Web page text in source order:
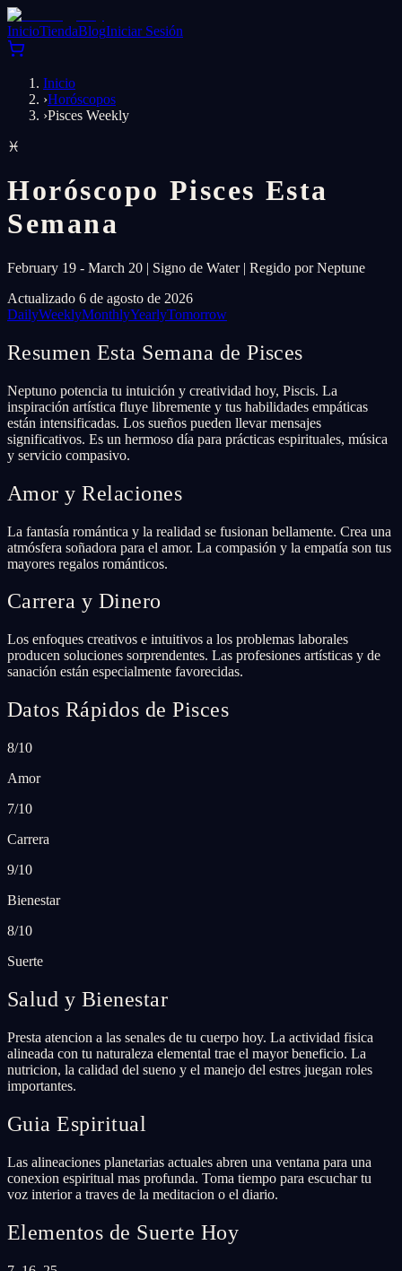
InicioTiendaBlogIniciar Sesión
Inicio
›Horóscopos
›Pisces Weekly
♓
Horóscopo Pisces Esta
Semana
February 19 - March 20 | Signo de Water | Regido por Neptune
Actualizado 6 de agosto de 2026
DailyWeeklyMonthlyYearlyTomorrow
Resumen Esta Semana de Pisces
Neptuno potencia tu intuición y creatividad hoy, Piscis. La
inspiración artística fluye libremente y tus habilidades empáticas
están intensificadas. Los sueños pueden llevar mensajes
significativos. Es un hermoso día para prácticas espirituales, música
y servicio compasivo.
Amor y Relaciones
La fantasía romántica y la realidad se fusionan bellamente. Crea una
atmósfera soñadora para el amor. La compasión y la empatía son tus
mayores regalos románticos.
Carrera y Dinero
Los enfoques creativos e intuitivos a los problemas laborales
producen soluciones sorprendentes. Las profesiones artísticas y de
sanación están especialmente favorecidas.
Datos Rápidos de Pisces
8/10
Amor
7/10
Carrera
9/10
Bienestar
8/10
Suerte
Salud y Bienestar
Presta atencion a las senales de tu cuerpo hoy. La actividad fisica
alineada con tu naturaleza elemental trae el mayor beneficio. La
nutricion, la calidad del sueno y el manejo del estres juegan roles
importantes.
Guia Espiritual
Las alineaciones planetarias actuales abren una ventana para una
conexion espiritual mas profunda. Toma tiempo para escuchar tu
voz interior a traves de la meditacion o el diario.
Elementos de Suerte Hoy